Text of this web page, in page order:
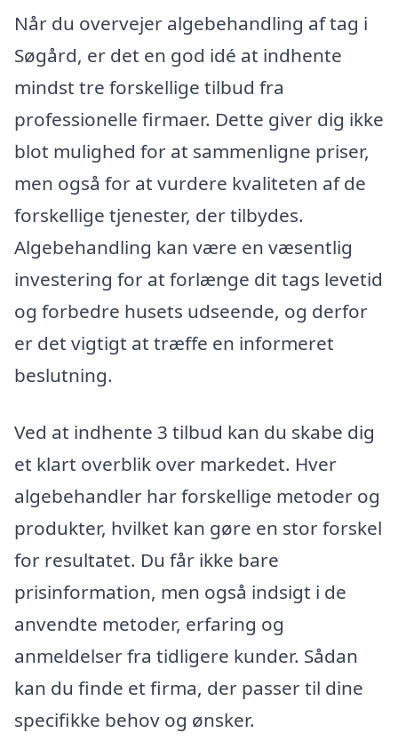
Når du overvejer algebehandling af tag i
Søgård, er det en god idé at indhente
mindst tre forskellige tilbud fra
professionelle firmaer. Dette giver dig ikke
blot mulighed for at sammenligne priser,
men også for at vurdere kvaliteten af de
forskellige tjenester, der tilbydes.
Algebehandling kan være en væsentlig
investering for at forlænge dit tags levetid
og forbedre husets udseende, og derfor
er det vigtigt at træffe en informeret
beslutning.
Ved at indhente 3 tilbud kan du skabe dig
et klart overblik over markedet. Hver
algebehandler har forskellige metoder og
produkter, hvilket kan gøre en stor forskel
for resultatet. Du får ikke bare
prisinformation, men også indsigt i de
anvendte metoder, erfaring og
anmeldelser fra tidligere kunder. Sådan
kan du finde et firma, der passer til dine
specifikke behov og ønsker.